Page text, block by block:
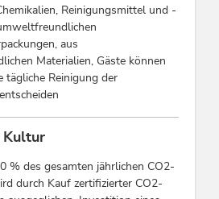
Reinigungsmittel und -
aus
Materialien, Gäste können
tägliche Reinigung der
Kultur
% des gesamten jährlichen CO2-
durch Kauf zertifizierter CO2-